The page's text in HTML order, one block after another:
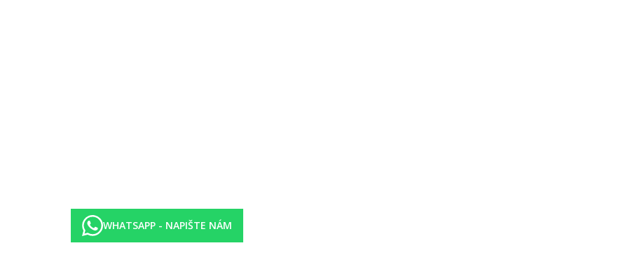
(zdarma) a sejfem (případně za poplatek) a také centrálně řízenou klimatizací. Koupelna se sprchou.
(zdarma) a sejfem (případně za poplatek) a také centrálně řízenou klimatizací. Koupelna se sprchou.
WHATSAPP - NAPIŠTE NÁM